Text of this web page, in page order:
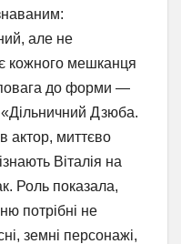
але не
кожного мешканця
до форми —
Дзюба.
актор, миттєво
Віталія на
Роль показала,
потрібні не
земні персонажі,